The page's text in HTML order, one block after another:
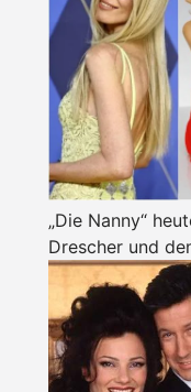
„Die Nanny“
Drescher und